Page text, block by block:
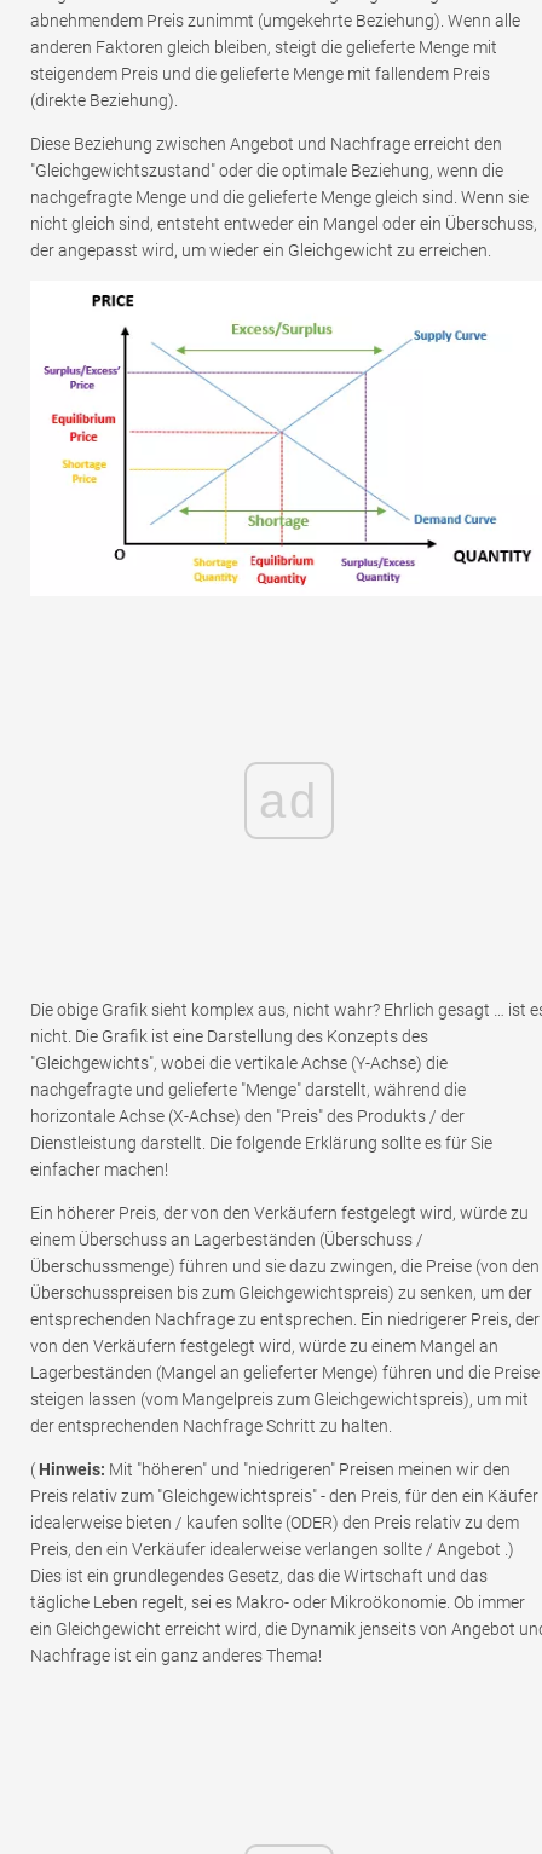
abnehmendem Preis zunimmt (umgekehrte Beziehung). Wenn alle
anderen Faktoren gleich bleiben, steigt die gelieferte Menge mit
steigendem Preis und die gelieferte Menge mit fallendem Preis
(direkte Beziehung).
Diese Beziehung zwischen Angebot und Nachfrage erreicht den
"Gleichgewichtszustand" oder die optimale Beziehung, wenn die
nachgefragte Menge und die gelieferte Menge gleich sind. Wenn sie
nicht gleich sind, entsteht entweder ein Mangel oder ein Überschuss,
der angepasst wird, um wieder ein Gleichgewicht zu erreichen.
ad
Die obige Grafik sieht komplex aus, nicht wahr? Ehrlich gesagt … ist
nicht. Die Grafik ist eine Darstellung des Konzepts des
"Gleichgewichts", wobei die vertikale Achse (Y-Achse) die
nachgefragte und gelieferte "Menge" darstellt, während die
horizontale Achse (X-Achse) den "Preis" des Produkts / der
Dienstleistung darstellt. Die folgende Erklärung sollte es für Sie
einfacher machen!
Ein höherer Preis, der von den Verkäufern festgelegt wird, würde zu
einem Überschuss an Lagerbeständen (Überschuss /
Überschussmenge) führen und sie dazu zwingen, die Preise (von den
Überschusspreisen bis zum Gleichgewichtspreis) zu senken, um der
entsprechenden Nachfrage zu entsprechen. Ein niedrigerer Preis, der
von den Verkäufern festgelegt wird, würde zu einem Mangel an
Lagerbeständen (Mangel an gelieferter Menge) führen und die Preise
steigen lassen (vom Mangelpreis zum Gleichgewichtspreis), um mit
der entsprechenden Nachfrage Schritt zu halten.
( Hinweis: Mit "höheren" und "niedrigeren" Preisen meinen wir den
Preis relativ zum "Gleichgewichtspreis" - den Preis, für den ein Käufer
idealerweise bieten / kaufen sollte (ODER) den Preis relativ zu dem
Preis, den ein Verkäufer idealerweise verlangen sollte / Angebot .)
Dies ist ein grundlegendes Gesetz, das die Wirtschaft und das
tägliche Leben regelt, sei es Makro- oder Mikroökonomie. Ob immer
ein Gleichgewicht erreicht wird, die Dynamik jenseits von Angebot
Nachfrage ist ein ganz anderes Thema!